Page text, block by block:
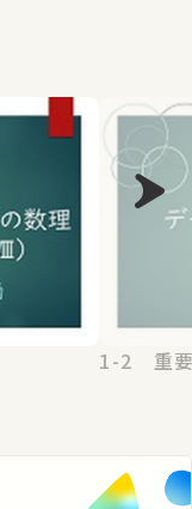
1-2 重要